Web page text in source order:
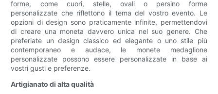
forme, come cuori, stelle, ovali o persino forme
personalizzate che riflettono il tema del vostro evento. Le
opzioni di design sono praticamente infinite, permettendovi
di creare una moneta davvero unica nel suo genere. Che
preferiate un design classico ed elegante o uno stile più
contemporaneo e audace, le monete medaglione
personalizzate possono essere personalizzate in base ai
vostri gusti e preferenze.
Artigianato di alta qualità